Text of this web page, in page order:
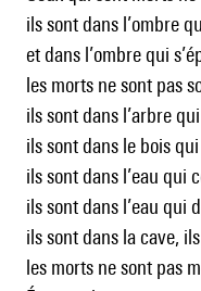
ils sont dans l’ombre
et dans l’ombre qui
les morts ne sont pas
ils sont dans l’arbre
ils sont dans le bois
ils sont dans l’eau qui
ils sont dans l’eau qui
ils sont dans la cave,
les morts ne sont pas